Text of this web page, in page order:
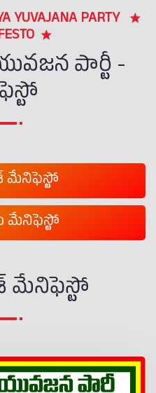
YUVAJANA PARTY
పార్టీ -
మేనిఫెస్టో
మేనిఫెస్టో
మేనిఫెస్టో